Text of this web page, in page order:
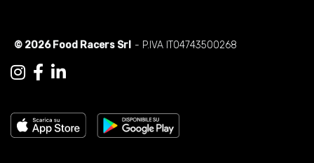
© 2026 Food Racers Srl - P.IVA IT04743500268